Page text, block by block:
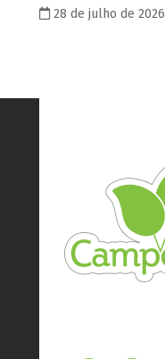
28 de julho de 2026